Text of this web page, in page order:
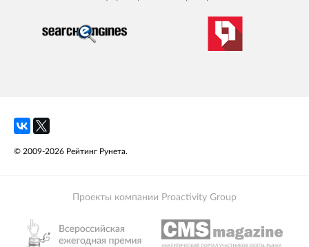
© 2009-2026 Рейтинг Рунета.
Проекты компании Proactivity Group